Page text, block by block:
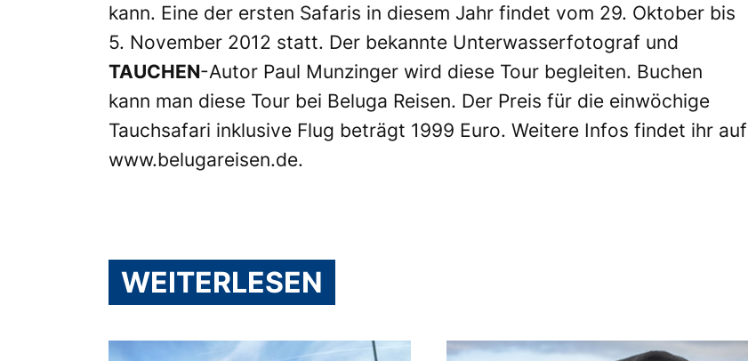
kann. Eine der ersten Safaris in diesem Jahr findet vom 29. Oktober bis
5. November 2012 statt. Der bekannte Unterwasserfotograf und
TAUCHEN-Autor Paul Munzinger wird diese Tour begleiten. Buchen
kann man diese Tour bei Beluga Reisen. Der Preis für die einwöchige
Tauchsafari inklusive Flug beträgt 1999 Euro. Weitere Infos findet ihr auf
www.belugareisen.de.
WEITERLESEN